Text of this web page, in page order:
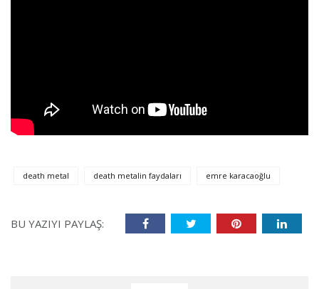
death metal death metalin faydaları emre karacaoğlu